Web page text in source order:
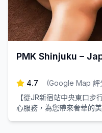
PMK Shinjuku –
4.7 (Google Map 評
【從JR新宿站中央東口步
心服務，為您帶來奢華的